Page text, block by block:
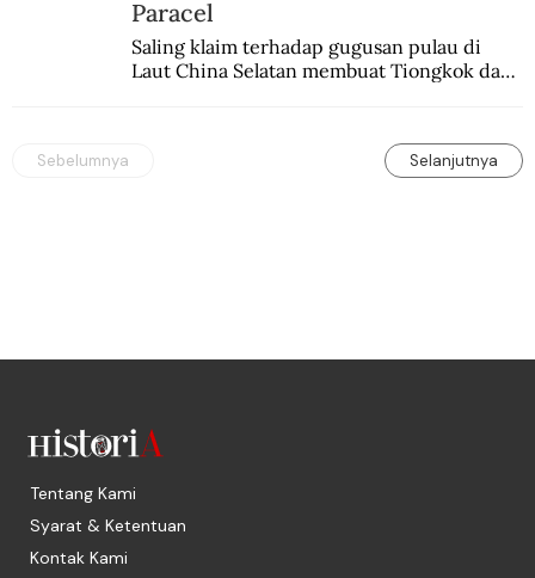
Paracel
Saling klaim terhadap gugusan pulau di
Laut China Selatan membuat Tiongkok dan
Sebelumnya Selanjutnya
Tentang Kami
Syarat & Ketentuan
Kontak Kami